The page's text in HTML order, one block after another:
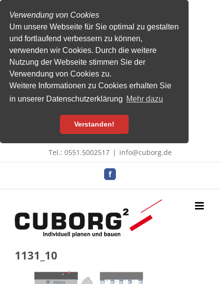
Verwendung von Cookies
Um unsere Webseite für Sie optimal zu gestalten
und fortlaufend verbessern zu können,
verwenden wir Cookies. Durch die weitere
Nutzung der Webseite stimmen Sie der
Verwendung von Cookies zu.
Weitere Informationen zu Cookies erhalten Sie
in unserer Datenschutzerklärung Mehr dazu
Verstanden!
Inhalt
Tel.: 0551.5002517 | info@cuborg.de
Facebook
1131_10